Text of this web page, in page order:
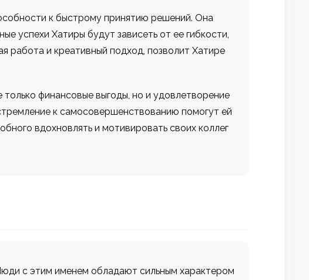
к быстрому принятию решений. Она
успехи Хатиры будут зависеть от ее гибкости,
работа и креативный подход, позволит Хатире
финансовые выгоды, но и удовлетворение
к самосовершенствованию помогут ей
вдохновлять и мотивировать своих коллег
с этим именем обладают сильным характером